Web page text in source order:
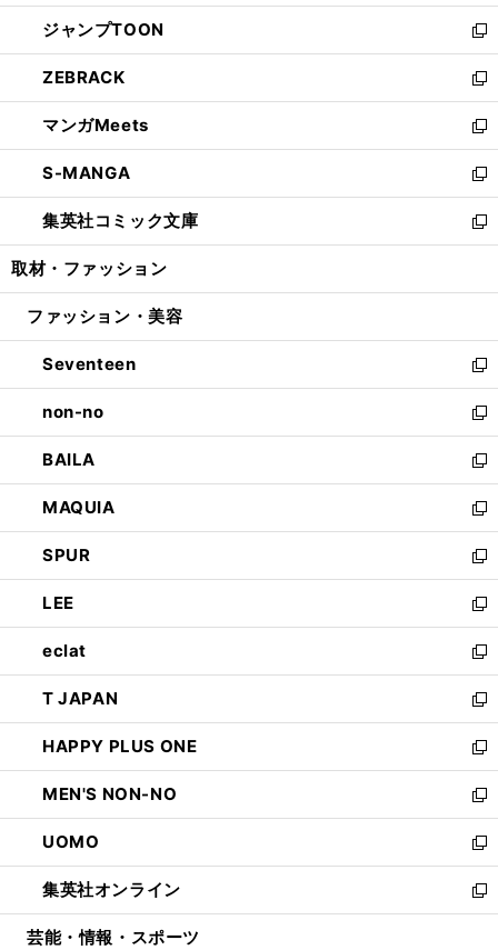
開
く
ウ
で
開
く
ン
ド
ウ
で
開
く
ウ
ィ
ン
ド
ウ
で
開
く
し
い
ウ
ィ
ン
ド
ウ
で
開
く
ジャンプTOON
新
し
い
ウ
ィ
ン
ド
ウ
で
開
ZEBRACK
新
し
い
ウ
ィ
ン
ド
ウ
開
マンガMeets
新
し
い
ウ
ィ
ン
ウ
開
く
S-MANGA
新
し
い
ウ
ン
ウ
で
開
く
集英社コミック文庫
新
し
ウ
ン
ド
ウ
で
開
く
取材・ファッション
ファッション・美容
Seventeen
新
し
い
ウ
ィ
ン
ド
ウ
で
開
く
non-no
新
し
い
ウ
ィ
ン
ド
ウ
で
開
く
BAILA
新
し
い
ウ
ィ
ン
ド
ウ
で
開
く
MAQUIA
新
し
い
ウ
ィ
ン
ド
ウ
で
開
く
SPUR
新
し
い
ウ
ィ
ン
ド
ウ
で
開
く
LEE
新
し
い
ウ
ィ
ン
ド
ウ
で
開
く
eclat
新
し
い
ウ
ィ
ン
ド
ウ
で
開
く
T JAPAN
新
し
い
ウ
ィ
ン
ド
ウ
で
開
HAPPY PLUS ONE
新
し
い
ウ
ィ
ン
ド
ウ
MEN'S NON-NO
新
し
い
ウ
ィ
ン
UOMO
新
し
い
ウ
集英社オンライン
新
し
芸能・情報・スポーツ